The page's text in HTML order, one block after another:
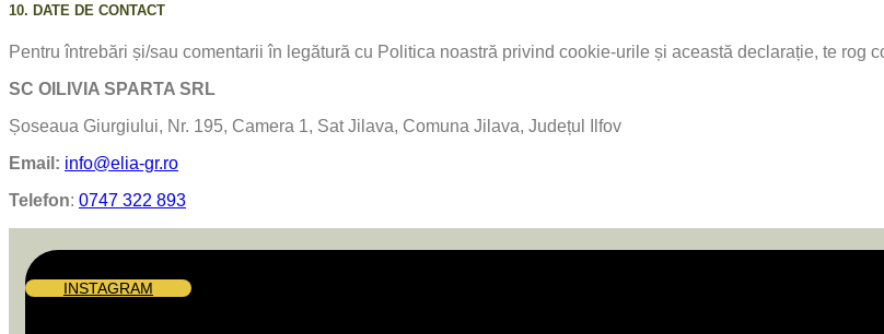
10. DATE DE CONTACT
Pentru întrebări și/sau comentarii în legătură cu Politica noastră privind cookie-urile și această declarație, te rog
SC OILIVIA SPARTA SRL
Șoseaua Giurgiului, Nr. 195, Camera 1, Sat Jilava, Comuna Jilava, Județul Ilfov
Email: info@elia-gr.ro
Telefon: 0747 322 893
INSTAGRAM